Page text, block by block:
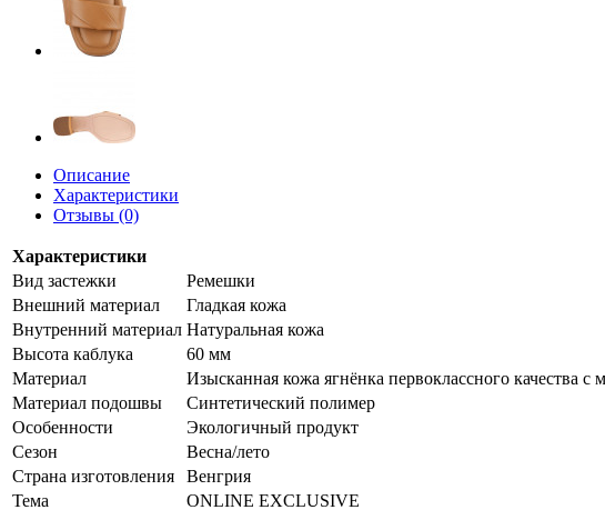
Описание
Характеристики
Отзывы (0)
Характеристики
Вид застежки
Ремешки
Внешний материал
Гладкая кожа
Внутренний материал Натуральная кожа
Высота каблука
60 мм
Материал
Изысканная кожа ягнёнка первоклассного качества
Материал подошвы
Синтетический полимер
Особенности
Экологичный продукт
Сезон
Весна/лето
Страна изготовления
Венгрия
Тема
ONLINE EXCLUSIVE